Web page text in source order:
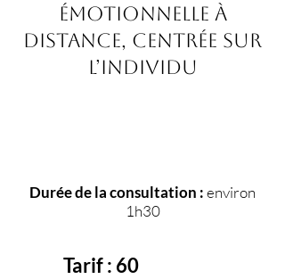
émotionnelle à
distance, centrée sur
l’individu
Durée de la consultation :environ
1h30
Tarif : 60